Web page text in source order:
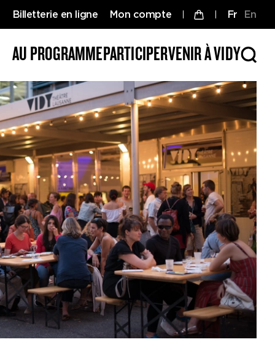
Billetterie en ligne Mon compte fr en
AU PROGRAMMEPARTICIPERVENIR À VIDY